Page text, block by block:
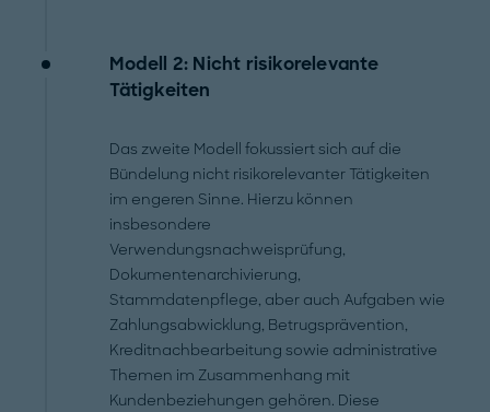
Modell 2: Nicht risikorelevante
Tätigkeiten
Das zweite Modell fokussiert sich auf die
Bündelung nicht risikorelevanter Tätigkeiten
im engeren Sinne. Hierzu können
insbesondere
Verwendungsnachweisprüfung,
Dokumentenarchivierung,
Stammdatenpflege, aber auch Aufgaben wie
Zahlungsabwicklung, Betrugsprävention,
Kreditnachbearbeitung sowie administrative
Themen im Zusammenhang mit
Kundenbeziehungen gehören. Diese